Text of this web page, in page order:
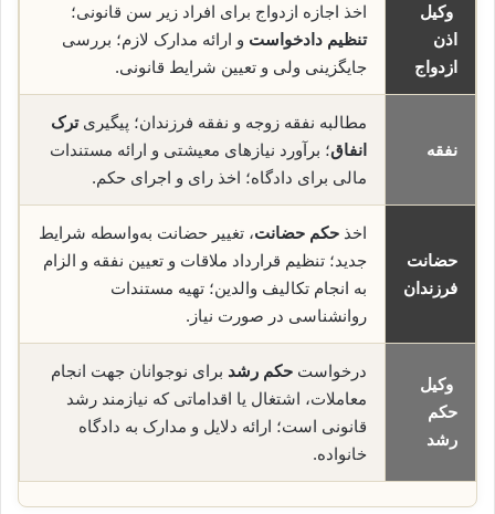
وکیل
اذن
ازدواج
اخذ اجازه ازدواج برای افراد زیر سن قانونی؛
تنظیم دادخواست و ارائه مدارک لازم؛ بررسی
جایگزینی ولی و تعیین شرایط قانونی.
نفقه
مطالبه نفقه زوجه و نفقه فرزندان؛ پیگیریترک
انفاق؛ برآورد نیازهای معیشتی و ارائه مستندات
مالی برای دادگاه؛ اخذ رای و اجرای حکم.
حضانت
فرزندان
اخذ حکم حضانت، تغییر حضانت به‌واسطه شرایط
جدید؛ تنظیم قرارداد ملاقات و تعیین نفقه و الزام
به انجام تکالیف والدین؛ تهیه مستندات
روانشناسی در صورت نیاز.
وکیل
حکم
رشد
درخواست حکم رشد برای نوجوانان جهت انجام
معاملات، اشتغال یا اقداماتی که نیازمند رشد
قانونی است؛ ارائه دلایل و مدارک به دادگاه
خانواده.